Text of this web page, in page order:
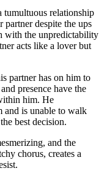
relationship
despite the ups
with the unpredictability
acts like a lover but
partner has on him to
presence have the
him. He
and is unable to walk
best decision.
and the
chorus, creates a